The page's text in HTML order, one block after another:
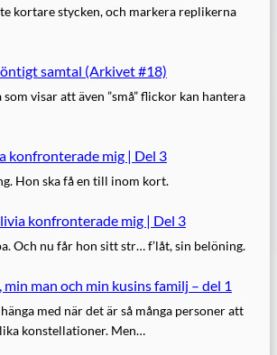
kortare stycken, och markera replikerna
samtal (Arkivet #18)
visar att även ”små” flickor kan hantera
konfronterade mig | Del 3
Hon ska få en till inom kort.
konfronterade mig | Del 3
Och nu får hon sitt str… f’låt, sin belöning.
min man och min kusins familj – del 1
med när det är så många personer att
konstellationer. Men…